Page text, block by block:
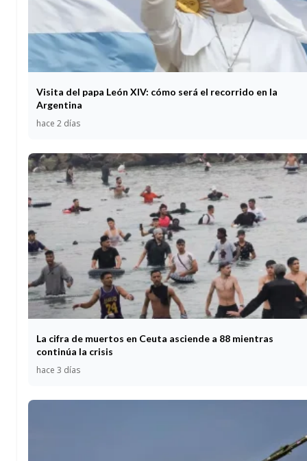
Visita del papa León XIV: cómo será el recorrido en la
Argentina
hace 2 días
La cifra de muertos en Ceuta asciende a 88 mientras
continúa la crisis
hace 3 días